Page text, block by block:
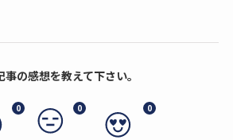
事の感想を教えて下さい。
0 0 0